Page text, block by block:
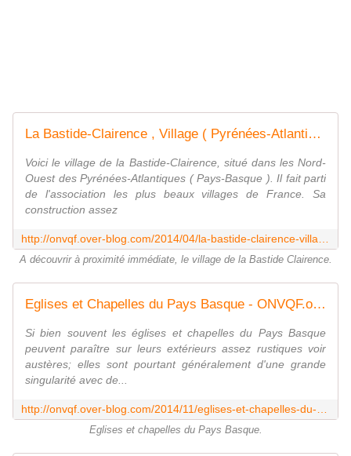
La Bastide-Clairence , Village ( Pyrénées-Atlantiques 64 ) A - ONVQF.over-blog.com
Voici le village de la Bastide-Clairence, situé dans les Nord-
Ouest des Pyrénées-Atlantiques ( Pays-Basque ). Il fait parti
de l'association les plus beaux villages de France. Sa
construction assez
A découvrir à proximité immédiate, le village de la Bastide Clairence.
Eglises et Chapelles du Pays Basque - ONVQF.over-blog.com
Si bien souvent les églises et chapelles du Pays Basque
peuvent paraître sur leurs extérieurs assez rustiques voir
austères; elles sont pourtant généralement d'une grande
singularité avec de...
Eglises et chapelles du Pays Basque.